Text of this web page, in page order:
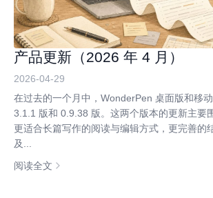
产品更新（2026 年 4 月）
2026-04-29
在过去的一个月中，WonderPen 桌面版和移
3.1.1 版和 0.9.38 版。这两个版本的更新主要
更适合长篇写作的阅读与编辑方式，更完善的
及...
阅读全文